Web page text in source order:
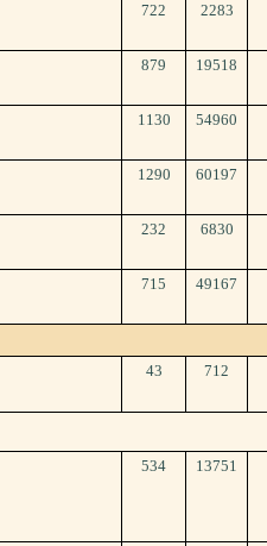
722 2283
879 19518
1130 54960
1290 60197
232 6830
715 49167
43 712
534 13751